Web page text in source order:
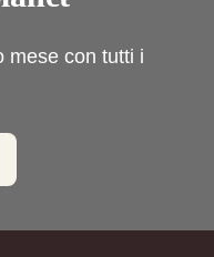
mese con tutti i